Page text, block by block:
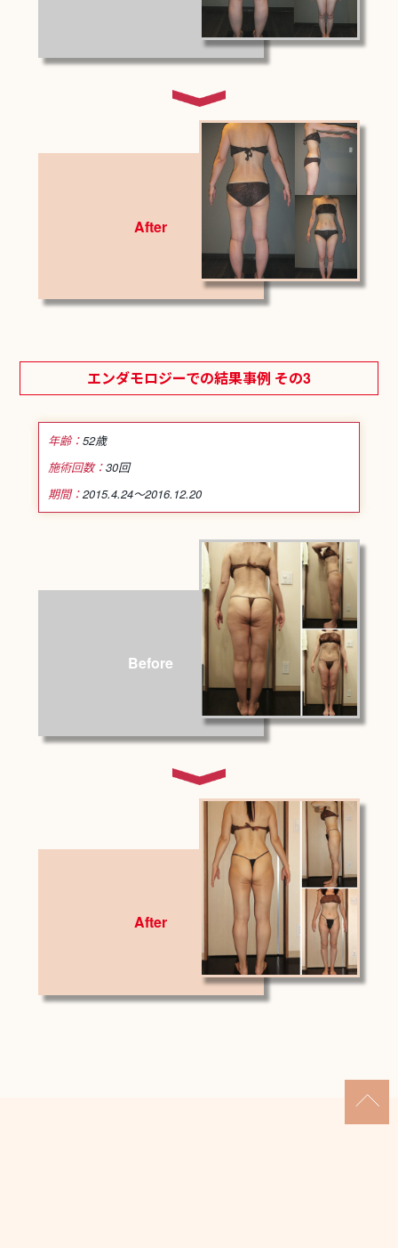
After
エンダモロジーでの結果事例 その3
年齢：52歳
施術回数：30回
期間：2015.4.24～2016.12.20
Before
After